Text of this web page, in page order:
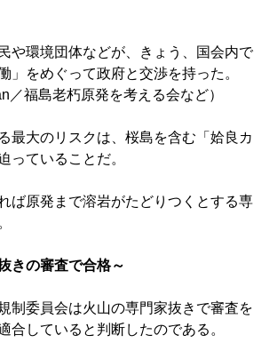
や環境団体などが、きょう、国会内で
」をめぐって政府と交渉を持った。
／福島老朽原発を考える会など）
最大のリスクは、桜島を含む「姶良カ
っていることだ。
ば原発まで溶岩がたどりつくとする専
きの審査で合格～
制委員会は火山の専門家抜きで審査を
合していると判断したのである。